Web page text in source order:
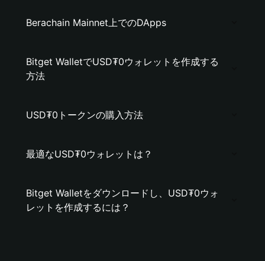
Berachain Mainnet上でのDApps
Bitget WalletでUSD₮0ウォレットを作成する
方法
USD₮0トークンの購入方法
最適なUSD₮0ウォレットは？
Bitget Walletをダウンロードし、USD₮0ウォ
レットを作成するには？